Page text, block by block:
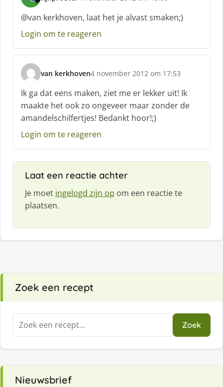
s
c
h
r
e
f
:
@van kerkhoven, laat het je alvast smaken;)
Login om te reageren
van kerkhoven
s
c
h
r
e
e
:
4 november 2012 om 17:53
Ik ga dat eens maken, ziet me er lekker uit! Ik
maakte het ook zo ongeveer maar zonder de
amandelschilfertjes! Bedankt hoor!;)
Login om te reageren
Laat een reactie achter
Je moet ingelogd zijn op om een reactie te
plaatsen.
Zoek een recept
Zoeken
naar:
Zoek
Nieuwsbrief